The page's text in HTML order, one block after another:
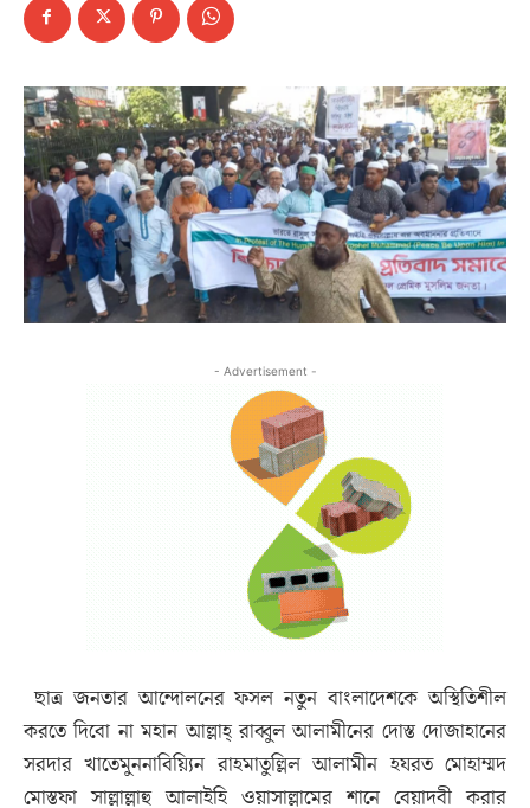
- Advertisement -
ছাত্র জনতার আন্দোলনের ফসল নতুন বাংলাদেশকে অস্থিতিশীল
করতে দিবো না মহান আল্লাহ্ রাব্বুল আলামীনের দোস্ত দোজাহানের
সরদার খাতেমুননাবিয়্যিন রাহমাতুল্লিল আলামীন হযরত মোহাম্মদ
মোস্তফা সাল্লাল্লাহু আলাইহি ওয়াসাল্লামের শানে বেয়াদবী করার